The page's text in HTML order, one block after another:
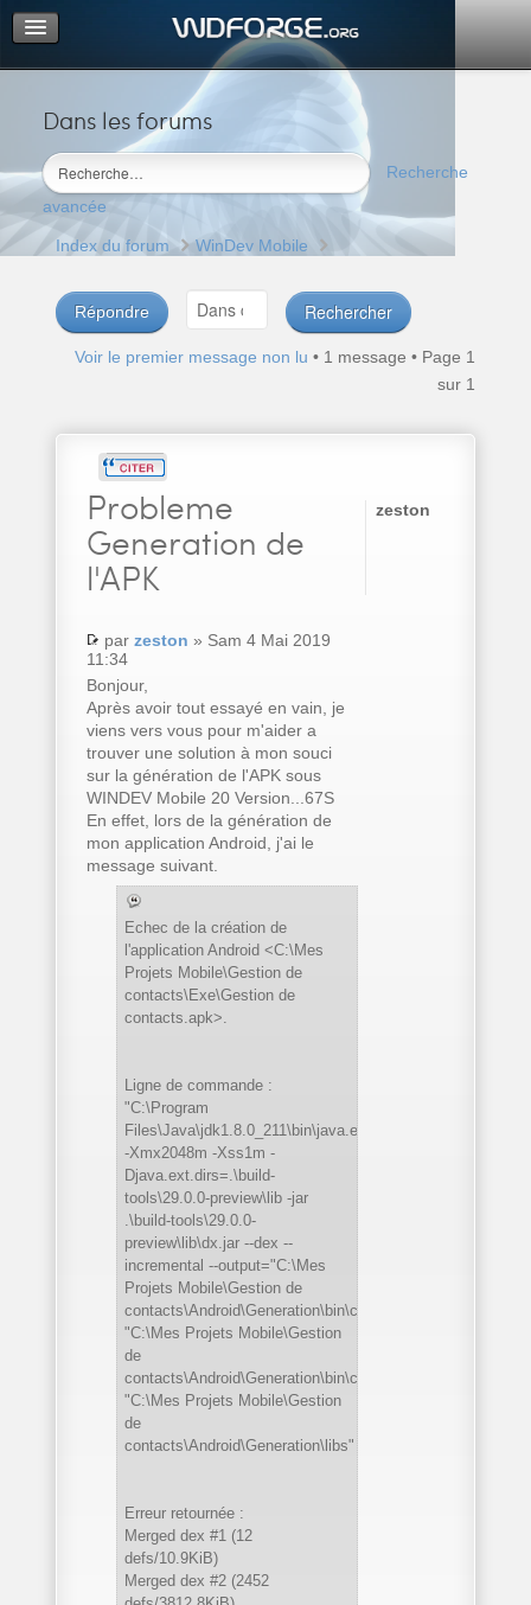
Dans les forums
Recherche
avancée
Portail
Index du forum
M’enregistrer
Connexion
Index du forum WinDev Mobile
Répondre
Voir le premier message non lu • 1 message • Page 1
sur 1
Probleme
Generation de
l'APK
par zeston » Sam 4 Mai 2019
11:34
Bonjour,
Après avoir tout essayé en vain, je
viens vers vous pour m'aider a
trouver une solution à mon souci
sur la génération de l'APK sous
WINDEV Mobile 20 Version...67S
En effet, lors de la génération de
mon application Android, j'ai le
message suivant.
Echec de la création de
l'application Android <C:\Mes
Projets Mobile\Gestion de
contacts\Exe\Gestion de
contacts.apk>.
Ligne de commande :
"C:\Program
Files\Java\jdk1.8.0_211\bin\java.exe"
-Xmx2048m -Xss1m -
Djava.ext.dirs=.\build-
tools\29.0.0-preview\lib -jar
.\build-tools\29.0.0-
preview\lib\dx.jar --dex --
incremental --output="C:\Mes
Projets Mobile\Gestion de
contacts\Android\Generation\bin\classes.dex"
"C:\Mes Projets Mobile\Gestion
de
contacts\Android\Generation\bin\classes"
"C:\Mes Projets Mobile\Gestion
de
contacts\Android\Generation\libs"
Erreur retournée :
Merged dex #1 (12
defs/10.9KiB)
Merged dex #2 (2452
zeston